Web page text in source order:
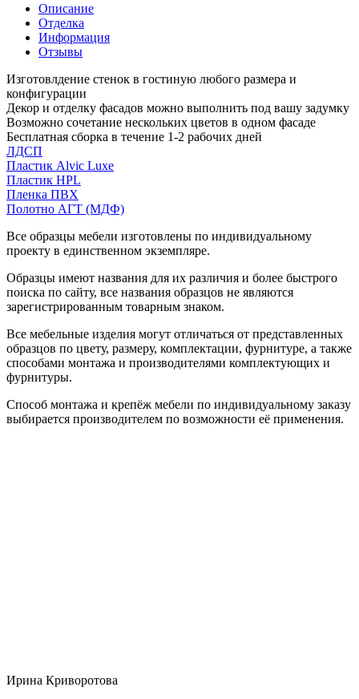
Описание
Отделка
Информация
Отзывы
Изготовлдение стенок в гостиную любого размера и
конфигурации
Декор и отделку фасадов можно выполнить под вашу задумку
Возможно сочетание нескольких цветов в одном фасаде
Бесплатная сборка в течение 1-2 рабочих дней
ЛДСП
Пластик Alvic Luxe
Пластик HPL
Пленка ПВХ
Полотно АГТ (МДФ)
Все образцы мебели изготовлены по индивидуальному
проекту в единственном экземпляре.
Образцы имеют названия для их различия и более быстрого
поиска по сайту, все названия образцов не являются
зарегистрированным товарным знаком.
Все мебельные изделия могут отличаться от представленных
образцов по цвету, размеру, комплектации, фурнитуре, а также
способами монтажа и производителями комплектующих и
фурнитуры.
Способ монтажа и крепёж мебели по индивидуальному заказу
выбирается производителем по возможности её применения.
Ирина Криворотова